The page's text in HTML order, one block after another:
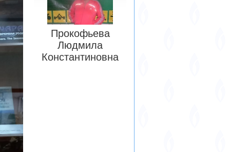
Прокофьева
Людмила
Константиновна